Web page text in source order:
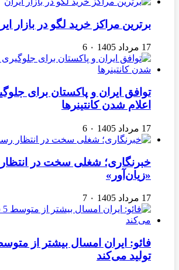
برترین مراکز خرید لگو در بازار
17 مرداد 1405 ۰ 6
توافق ایران و پاکستان برای
اعلام شدن کانتینرها
17 مرداد 1405 ۰ 6
خبرنگاری؛ شغلی سخت در
«زیان‌آور»
17 مرداد 1405 ۰ 7
تولید می‌کند